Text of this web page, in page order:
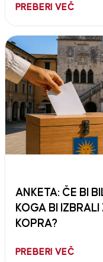
PREBERI VEČ
ANKETA: ČE BI
KOGA BI
KOPRA?
PREBERI VEČ